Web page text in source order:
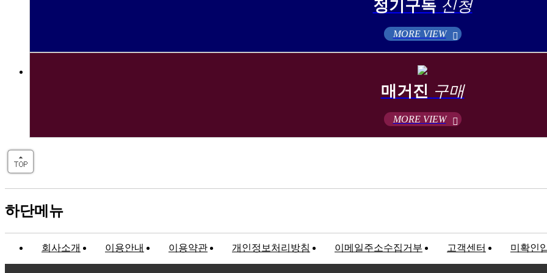
정기구독 신청
MORE VIEW
매거진 구매
MORE VIEW
하단메뉴
회사소개 이용안내 이용약관 개인정보처리방침 이메일주소수집거부 고객센터 미확인